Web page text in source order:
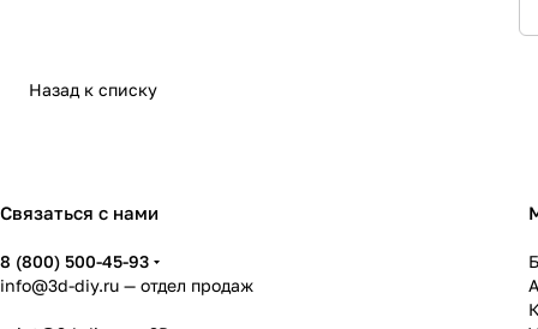
Назад к списку
Связаться с нами
8 (800) 500-45-93
info@3d-diy.ru — отдел продаж